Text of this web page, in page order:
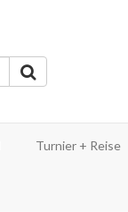
Turnier + Reise